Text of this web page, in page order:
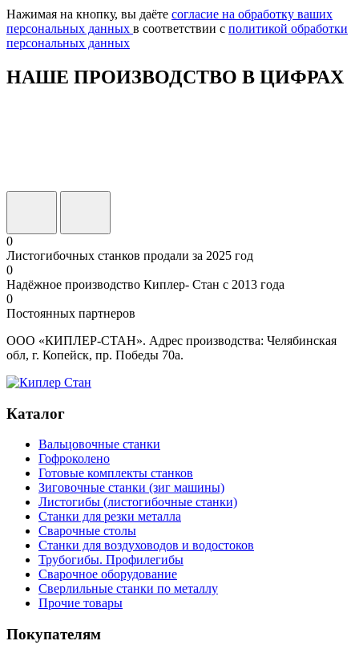
поле
пустым.
Нажимая на кнопку, вы даёте согласие на обработку ваших
персональных данных в соответствии с политикой обработки
персональных данных
НАШЕ ПРОИЗВОДСТВО В ЦИФРАХ
0
Листогибочных станков продали за 2025 год
0
Надёжное производство Киплер- Стан с 2013 года
0
Постоянных партнеров
ООО «КИПЛЕР-СТАН». Адрес производства: Челябинская
обл, г. Копейск, пр. Победы 70а.
Каталог
Вальцовочные станки
Гофроколено
Готовые комплекты станков
Зиговочные станки (зиг машины)
Листогибы (листогибочные станки)
Станки для резки металла
Сварочные столы
Станки для воздуховодов и водостоков
Трубогибы. Профилегибы
Сварочное оборудование
Сверлильные станки по металлу
Прочие товары
Покупателям